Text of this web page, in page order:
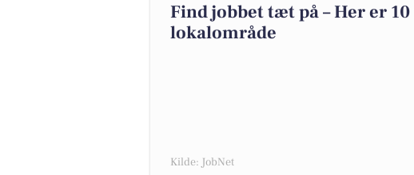
Find jobbet tæt på – Her er
lokalområde
Kilde: JobNet